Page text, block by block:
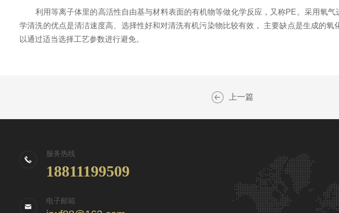
利用等离子体里的高活性自由基与材料表面的有机物等做化学反应，又称PE。采用氧气
学清洗的优点是清洁速度高、选择性好和对清洗有机污染物比较有效， 主要缺点是生成的
以通过适当选择工艺参数进行避免。
上一篇
服务热线
18811199509
电子邮箱